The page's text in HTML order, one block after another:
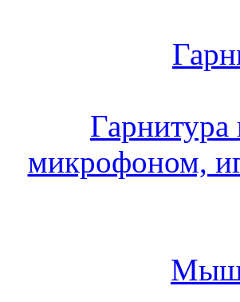
микрофоном,